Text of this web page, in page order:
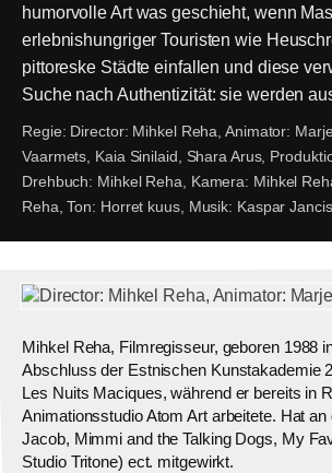
humorvolle Art was geschieht, wenn
erlebnishungriger Touristen wie
pittoreske Städte einfallen und diese
Suche nach Authentizität: sie werden
Regie: Director: Mihkel Reha, Animator:
Vaarmets, Kaia Sinilaid, Shara Arus,
Drehbuch: Mihkel Reha, Kamera: Mihkel
Reha,Ton: Horret kuus, Musik: Kaspar Jancis
Mihkel Reha, Filmregisseur, geboren 1988
Abschluss der Estnischen Kunstakademie
Les Nuits Maciques, während er bereits in
Animationsstudio Atom Art arbeitete. Hat
Jacob, Mimmi and the Talking Dogs, My
Studio Tritone) ect. mitgewirkt.